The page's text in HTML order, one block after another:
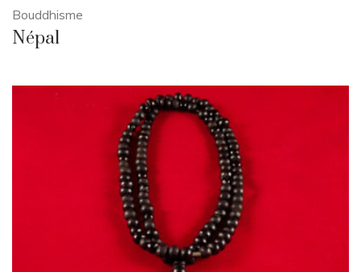
Bouddhisme
Népal